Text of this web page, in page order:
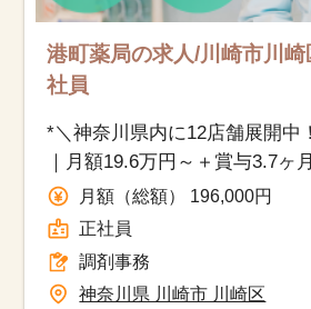
港町薬局の求人/川崎市川
社員
*＼神奈川県内に12店舗展開中
｜月額19.6万円～＋賞与3.7ヶ
｜退職金制度あり
月額（総額） 196,000円
正社員
調剤事務
神奈川県 川崎市 川崎区